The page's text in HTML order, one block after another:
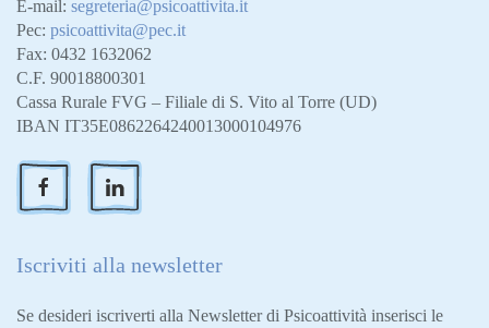
E-mail: segreteria@psicoattivita.it
Pec: psicoattivita@pec.it
Fax: 0432 1632062
C.F. 90018800301
Cassa Rurale FVG – Filiale di S. Vito al Torre (UD)
IBAN IT35E0862264240013000104976
Iscriviti alla newsletter
Se desideri iscriverti alla Newsletter di Psicoattività inserisci le